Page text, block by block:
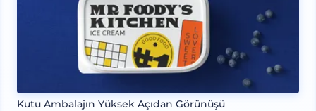
Kutu Ambalajın Yüksek Açıdan Görünüşü